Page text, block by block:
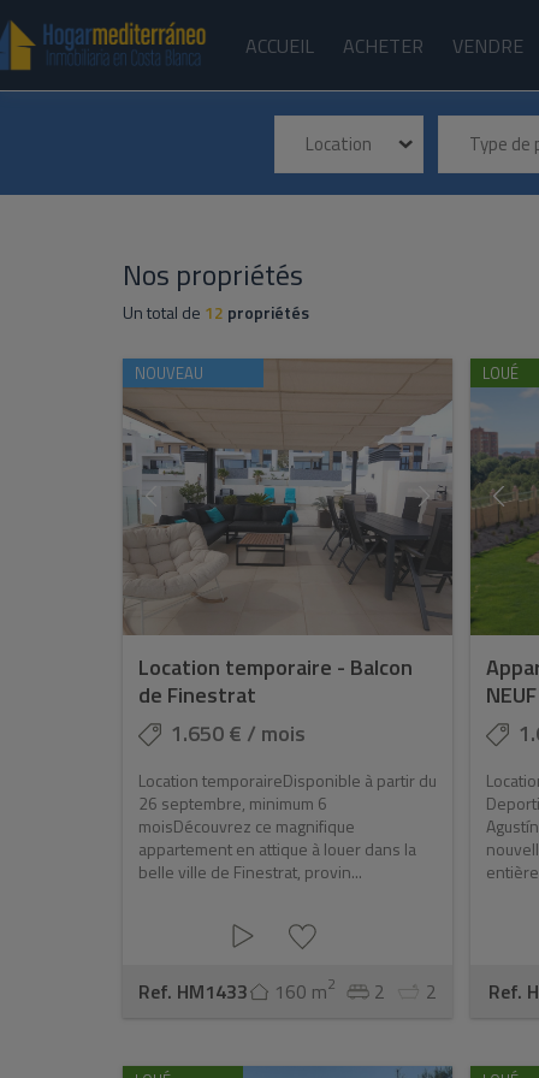
ACCUEIL ACHETER VENDRE
Location Type
Nos propriétés
Un total de 12 propriétés
NOUVEAU
Location temporaire - Balcon
de Finestrat
1.650 € / mois
Location temporaireDisponible à partir du
26 septembre, minimum 6
moisDécouvrez ce magnifique
appartement en attique à louer dans la
belle ville de Finestrat, provin...
Ref. HM1433 160 m2 2 2
LOUÉ
Ref.